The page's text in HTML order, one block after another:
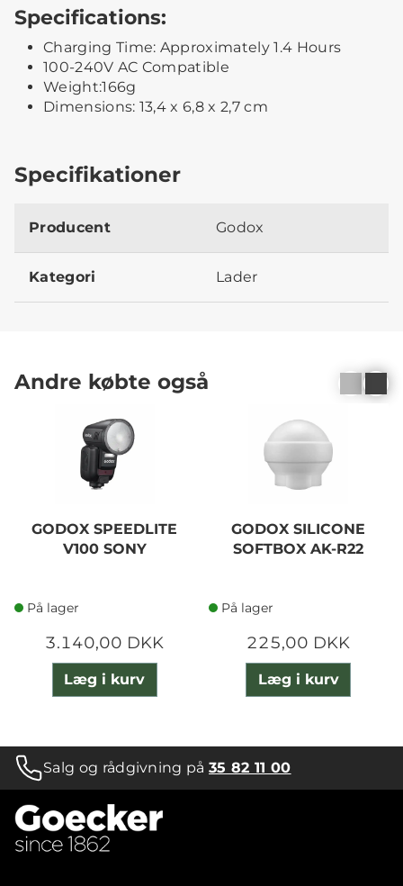
Specifications:
Charging Time: Approximately 1.4 Hours
100-240V AC Compatible
Weight:166g
Dimensions: 13,4 x 6,8 x 2,7 cm
Specifikationer
Producent Godox
Kategori Lader
Andre købte også
GODOX SPEEDLITE
V100 SONY
På lager
3.140,00 DKK
Læg i kurv
GODOX SILICONE
SOFTBOX AK-R22
På lager
225,00 DKK
Læg i kurv
Salg og rådgivning på35 82 11 00